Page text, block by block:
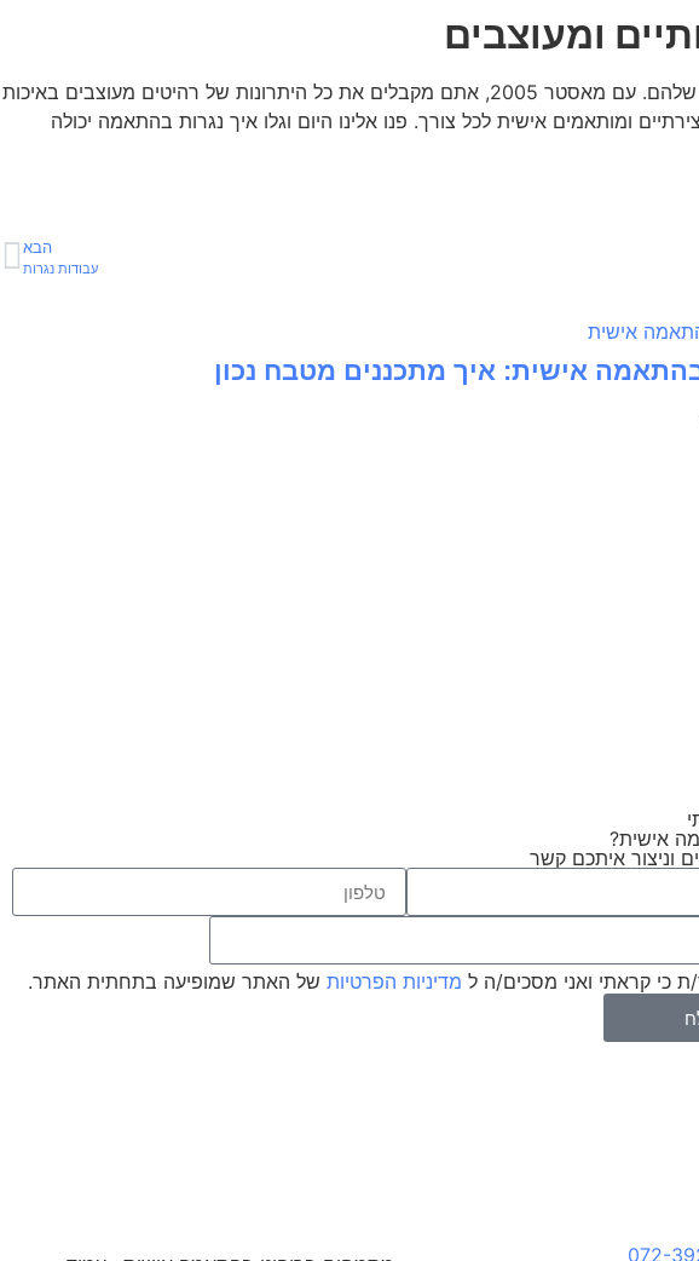
לסיכום, נגרות בהתאמה אישית היא הפתרון המושלם עבור אלו שמחפשים רהיטים מותאמים בדיוק לצרכים האישיים שלהם. עם מאסטר 2005, אתם מקבלים את כל היתרונות של רהיטים מעוצבים באיכות
ומותאמים אישית לכל צורך. פנו אלינו היום וגלו איך נגרות בהתאמה יכולה
הבא
עבודות נגרות
אישית: איך מתכננים מטבח נכון
אישית?
וניצור איתכם קשר
כי קראתי ואני מסכים/ה ל מדיניות הפרטיות של האתר שמופיעה בתחתית האתר.
072-